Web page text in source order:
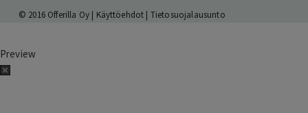
© 2016 Offerilla Oy | Käyttöehdot | Tietosuojalausunto
Preview